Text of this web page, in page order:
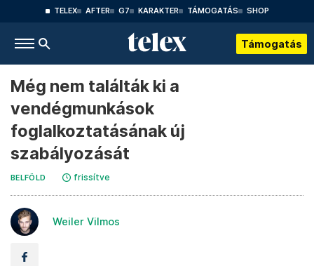
TELEX AFTER G7 KARAKTER TÁMOGATÁS SHOP
Támogatás
Még nem találták ki a
vendégmunkások
foglalkoztatásának új
szabályozását
BELFÖLD frissítve
Weiler Vilmos